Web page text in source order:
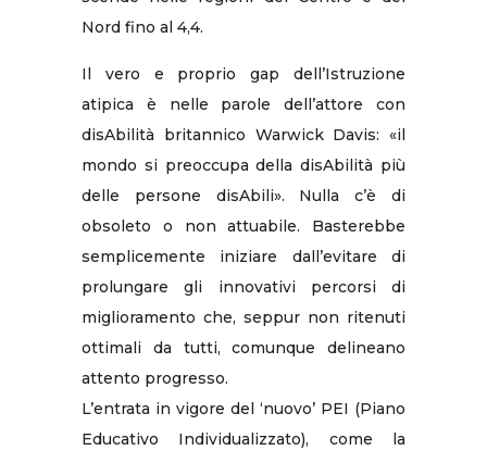
Nord fino al 4,4.
Il vero e proprio gap dell’Istruzione
atipica è nelle parole dell’attore con
disAbilità britannico Warwick Davis: «il
mondo si preoccupa della disAbilità più
delle persone disAbili». Nulla c’è di
obsoleto o non attuabile. Basterebbe
semplicemente iniziare dall’evitare di
prolungare gli innovativi percorsi di
miglioramento che, seppur non ritenuti
ottimali da tutti, comunque delineano
attento progresso.
L’entrata in vigore del ‘nuovo’ PEI (Piano
Educativo Individualizzato), come la